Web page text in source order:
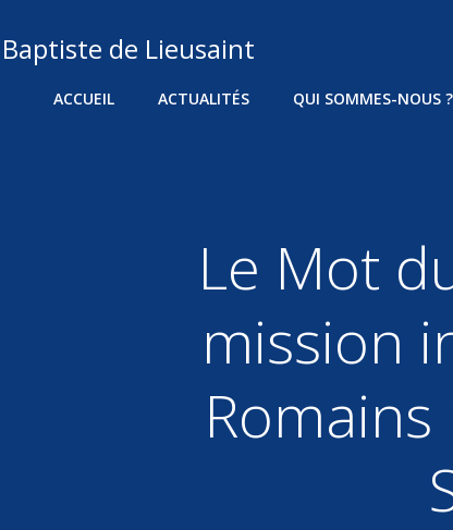
de Lieusaint
ACCUEIL ACTUALITÉS QUI SOMMES-NOUS ?
Le Mot
mission